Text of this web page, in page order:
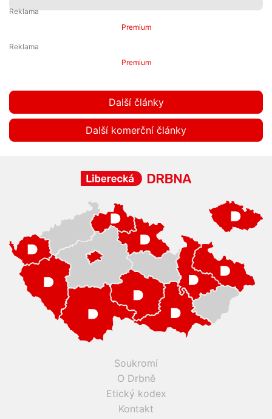
Premium
Premium
Další články
Další komerční články
Soukromí
O Drbně
Etický kodex
Kontakt